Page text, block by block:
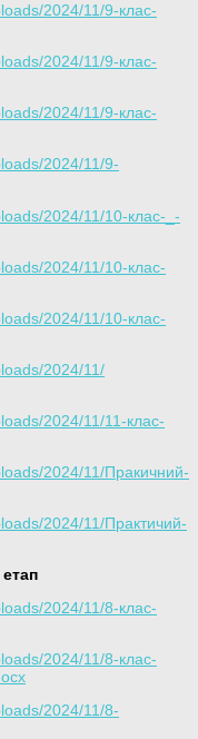
2024/11/9-клас-
2024/11/9-клас-
2024/11/9-клас-
2024/11/9-
2024/11/10-клас-_-
2024/11/10-клас-
2024/11/10-клас-
2024/11/
2024/11/11-клас-
2024/11/Пракичний-
2024/11/Практичий-
етап
2024/11/8-клас-
2024/11/8-клас-
2024/11/8-